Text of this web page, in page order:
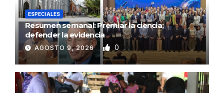
ESPECIALES
Resumen semanal: Premiar la ciencia;
defender la evidencia
AGOSTO 9, 2026 0